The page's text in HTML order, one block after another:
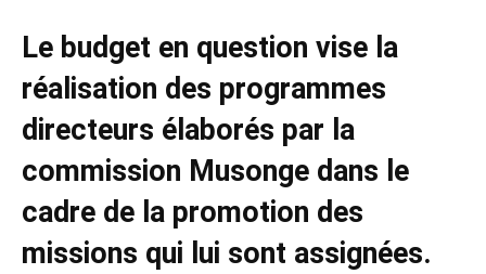
Le budget en question vise la
réalisation des programmes
directeurs élaborés par la
commission Musonge dans le
cadre de la promotion des
missions qui lui sont assignées.